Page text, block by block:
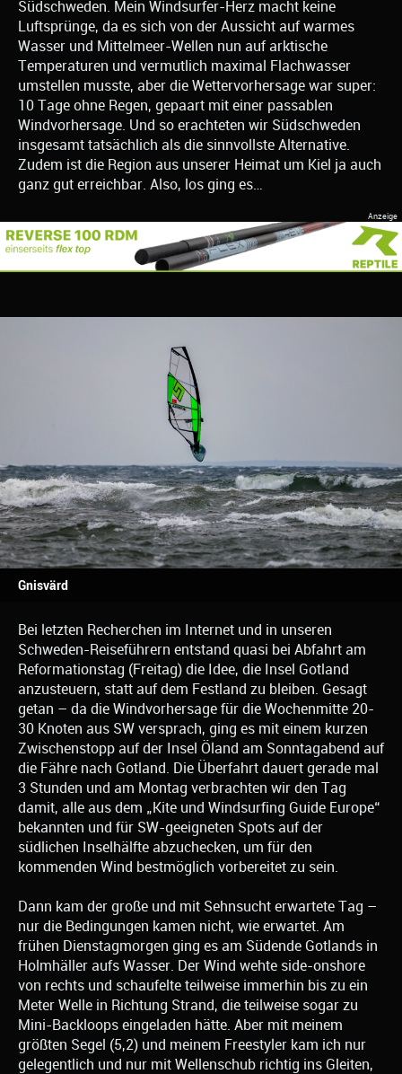
Südschweden. Mein Windsurfer-Herz macht keine
Luftsprünge, da es sich von der Aussicht auf warmes
Wasser und Mittelmeer-Wellen nun auf arktische
Temperaturen und vermutlich maximal Flachwasser
umstellen musste, aber die Wettervorhersage war super:
10 Tage ohne Regen, gepaart mit einer passablen
Windvorhersage. Und so erachteten wir Südschweden
insgesamt tatsächlich als die sinnvollste Alternative.
Zudem ist die Region aus unserer Heimat um Kiel ja auch
ganz gut erreichbar. Also, los ging es…
Gnisvärd
Bei letzten Recherchen im Internet und in unseren
Schweden-Reiseführern entstand quasi bei Abfahrt am
Reformationstag (Freitag) die Idee, die Insel Gotland
anzusteuern, statt auf dem Festland zu bleiben. Gesagt
getan – da die Windvorhersage für die Wochenmitte 20-
30 Knoten aus SW versprach, ging es mit einem kurzen
Zwischenstopp auf der Insel Öland am Sonntagabend auf
die Fähre nach Gotland. Die Überfahrt dauert gerade mal
3 Stunden und am Montag verbrachten wir den Tag
damit, alle aus dem „Kite und Windsurfing Guide Europe“
bekannten und für SW-geeigneten Spots auf der
südlichen Inselhälfte abzuchecken, um für den
kommenden Wind bestmöglich vorbereitet zu sein.
Dann kam der große und mit Sehnsucht erwartete Tag –
nur die Bedingungen kamen nicht, wie erwartet. Am
frühen Dienstagmorgen ging es am Südende Gotlands in
Holmhäller aufs Wasser. Der Wind wehte side-onshore
von rechts und schaufelte teilweise immerhin bis zu ein
Meter Welle in Richtung Strand, die teilweise sogar zu
Mini-Backloops eingeladen hätte. Aber mit meinem
größten Segel (5,2) und meinem Freestyler kam ich nur
gelegentlich und nur mit Wellenschub richtig ins Gleiten,